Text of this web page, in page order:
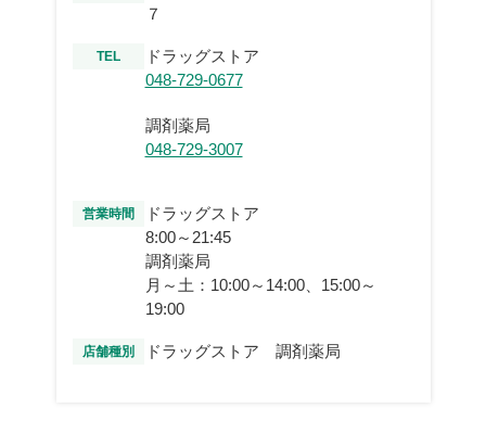
７
TEL
ドラッグストア
048-729-0677
調剤薬局
048-729-3007
営業時間
ドラッグストア
8:00～21:45
調剤薬局
月～土：10:00～14:00、15:00～
19:00
店舗種別 ドラッグストア 調剤薬局